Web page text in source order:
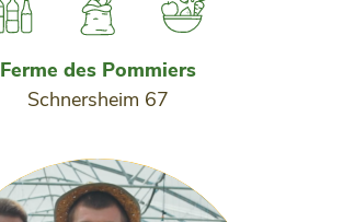
Ferme des Pommiers
Schnersheim 67